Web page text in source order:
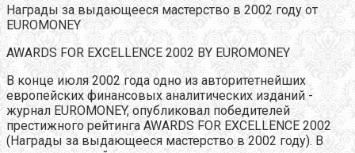
Награды за выдающееся мастерство в 2002 году от
EUROMONEY
AWARDS FOR EXCELLENCE 2002 BY EUROMONEY
В конце июля 2002 года одно из авторитетнейших
европейских финансовых аналитических изданий -
журнал EUROMONEY, опубликовал победителей
престижного рейтинга AWARDS FOR EXCELLENCE 2002
(Награды за выдающееся мастерство в 2002 году). В